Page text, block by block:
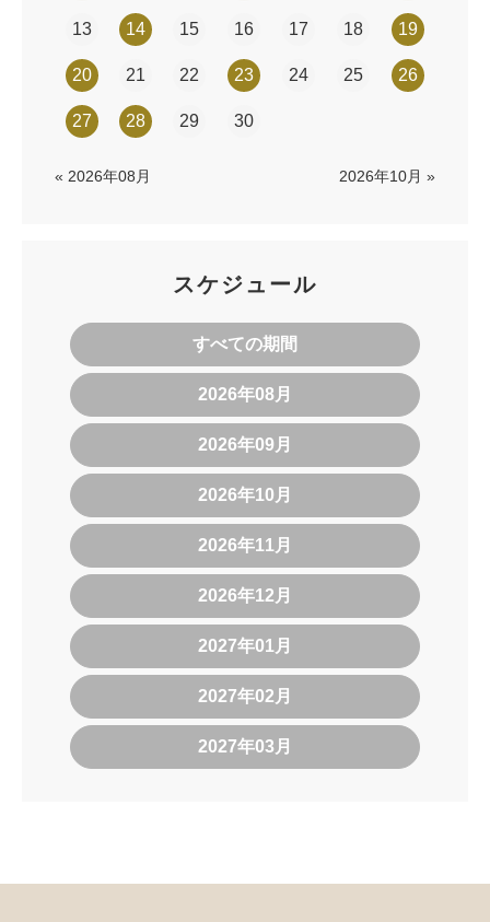
13 14 15 16 17 18 19
20 21 22 23 24 25 26
27 28 29 30
« 2026年08月 2026年10月 »
スケジュール
すべての期間
2026年08月
2026年09月
2026年10月
2026年11月
2026年12月
2027年01月
2027年02月
2027年03月